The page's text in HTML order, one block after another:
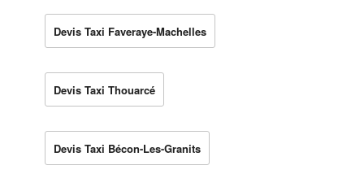
Devis Taxi Faveraye-Machelles
Devis Taxi Thouarcé
Devis Taxi Bécon-Les-Granits